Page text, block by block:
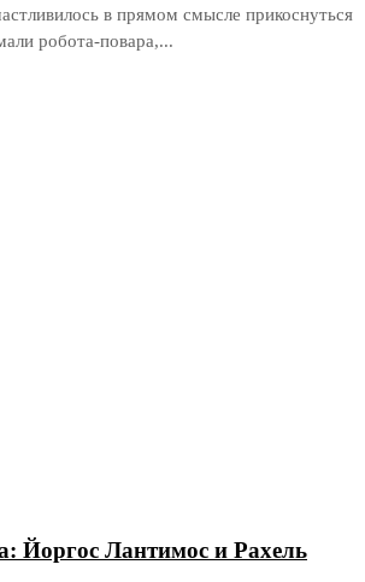
в прямом смысле прикоснуться
робота-повара,...
Йоргос Лантимос и Рахель